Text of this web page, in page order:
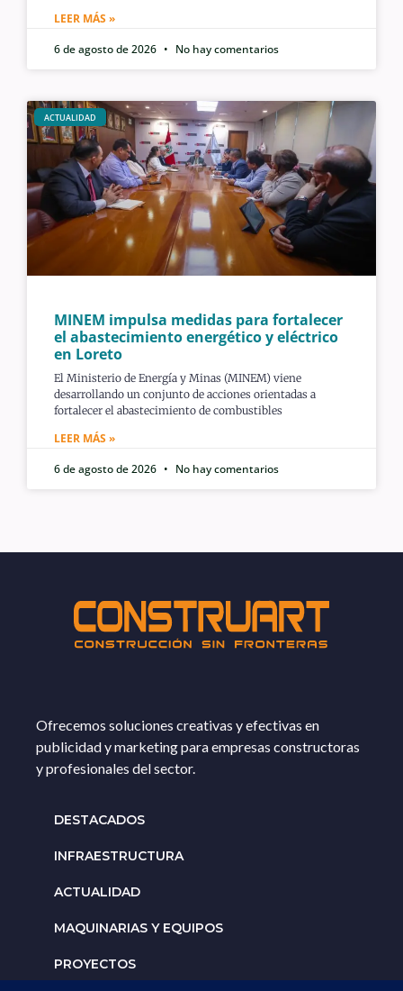
LEER MÁS »
6 de agosto de 2026
No hay comentarios
ACTUALIDAD
MINEM impulsa medidas para fortalecer
el abastecimiento energético y eléctrico
en Loreto
El Ministerio de Energía y Minas (MINEM) viene
desarrollando un conjunto de acciones orientadas a
fortalecer el abastecimiento de combustibles
LEER MÁS »
6 de agosto de 2026
No hay comentarios
Ofrecemos soluciones creativas y efectivas en
publicidad y marketing para empresas constructoras
y profesionales del sector.
DESTACADOS
INFRAESTRUCTURA
ACTUALIDAD
MAQUINARIAS Y EQUIPOS
PROYECTOS